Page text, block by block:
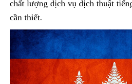
chất lượng dịch vụ dịch thuật
cần thiết.